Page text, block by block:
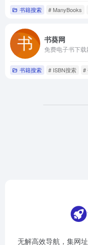
书籍搜索 # ManyBooks
书葵网
免费电子书下载
书籍搜索 # ISBN搜索 #
无解高效导航，集网